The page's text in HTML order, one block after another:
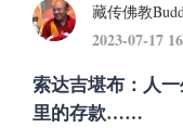
藏传佛教
2023-07-17
索达吉堪布：人
里的存款……